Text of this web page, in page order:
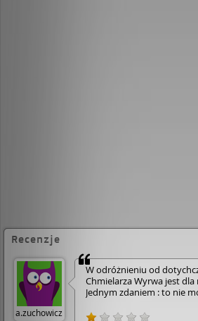
mieszka się
psychologiczny
Recenzje
a.zuchowicz
W odróżnieniu od
Chmielarza Wyrwa jest
Jednym zdaniem : to nie